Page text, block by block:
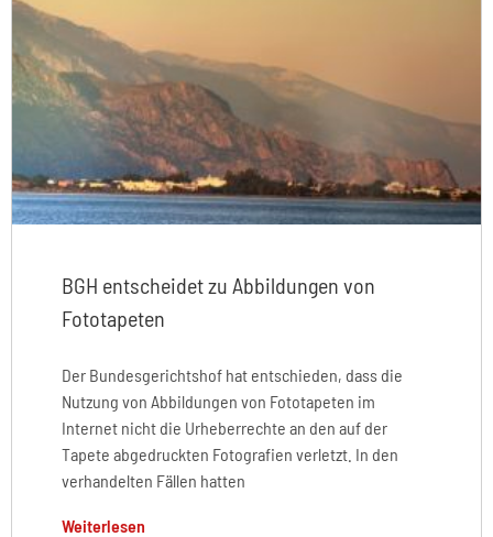
BGH entscheidet zu Abbildungen von
Fototapeten
Der Bundesgerichtshof hat entschieden, dass die
Nutzung von Abbildungen von Fototapeten im
Internet nicht die Urheberrechte an den auf der
Tapete abgedruckten Fotografien verletzt. In den
verhandelten Fällen hatten
Weiterlesen